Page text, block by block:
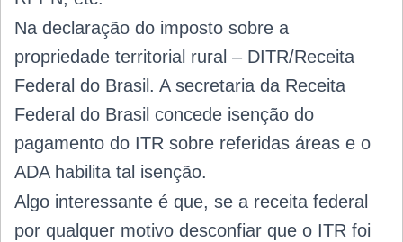
Na declaração do imposto sobre a
propriedade territorial rural – DITR/Receita
Federal do Brasil. A secretaria da Receita
Federal do Brasil concede isenção do
pagamento do ITR sobre referidas áreas e o
ADA habilita tal isenção.
Algo interessante é que, se a receita federal
por qualquer motivo desconfiar que o ITR foi